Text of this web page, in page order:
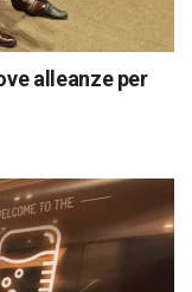
alleanze per